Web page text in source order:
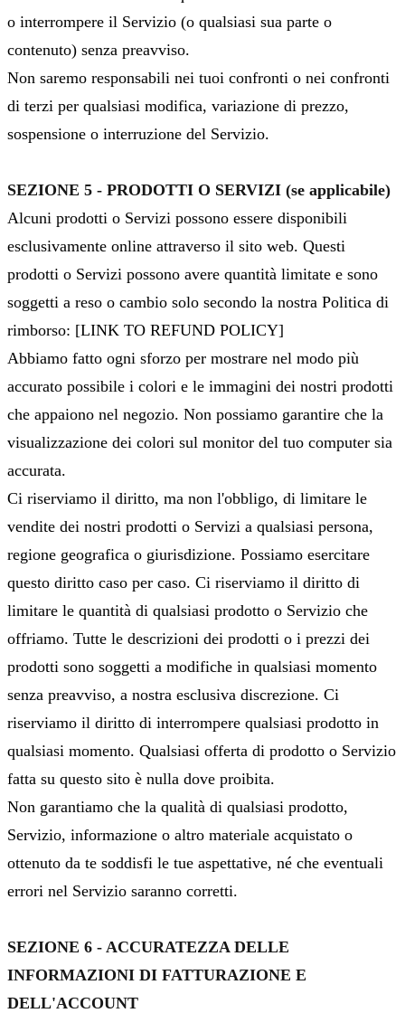
o interrompere il Servizio (o qualsiasi sua parte o
contenuto) senza preavviso.
Non saremo responsabili nei tuoi confronti o nei confronti
di terzi per qualsiasi modifica, variazione di prezzo,
sospensione o interruzione del Servizio.
SEZIONE 5 - PRODOTTI O SERVIZI (se applicabile)
Alcuni prodotti o Servizi possono essere disponibili
esclusivamente online attraverso il sito web. Questi
prodotti o Servizi possono avere quantità limitate e sono
soggetti a reso o cambio solo secondo la nostra Politica di
rimborso: [LINK TO REFUND POLICY]
Abbiamo fatto ogni sforzo per mostrare nel modo più
accurato possibile i colori e le immagini dei nostri prodotti
che appaiono nel negozio. Non possiamo garantire che la
visualizzazione dei colori sul monitor del tuo computer sia
accurata.
Ci riserviamo il diritto, ma non l'obbligo, di limitare le
vendite dei nostri prodotti o Servizi a qualsiasi persona,
regione geografica o giurisdizione. Possiamo esercitare
questo diritto caso per caso. Ci riserviamo il diritto di
limitare le quantità di qualsiasi prodotto o Servizio che
offriamo. Tutte le descrizioni dei prodotti o i prezzi dei
prodotti sono soggetti a modifiche in qualsiasi momento
senza preavviso, a nostra esclusiva discrezione. Ci
riserviamo il diritto di interrompere qualsiasi prodotto in
qualsiasi momento. Qualsiasi offerta di prodotto o Servizio
fatta su questo sito è nulla dove proibita.
Non garantiamo che la qualità di qualsiasi prodotto,
Servizio, informazione o altro materiale acquistato o
ottenuto da te soddisfi le tue aspettative, né che eventuali
errori nel Servizio saranno corretti.
SEZIONE 6 - ACCURATEZZA DELLE
INFORMAZIONI DI FATTURAZIONE E
DELL'ACCOUNT